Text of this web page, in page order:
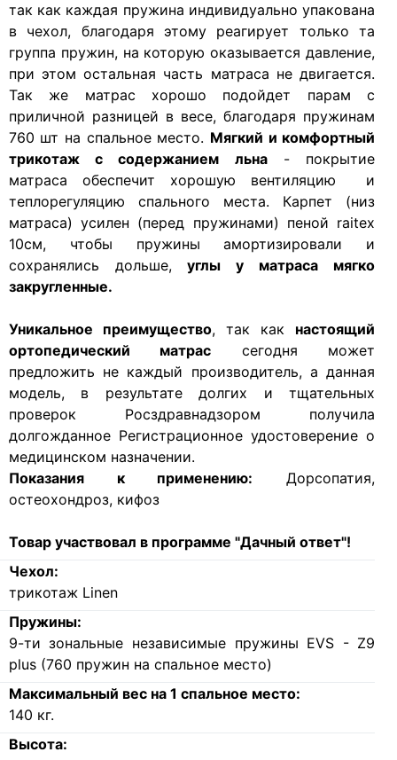
так как каждая пружина индивидуально упакована
в чехол, благодаря этому реагирует только та
группа пружин, на которую оказывается давление,
при этом остальная часть матраса не двигается.
Так же матрас хорошо подойдет парам с
приличной разницей в весе, благодаря пружинам
760 шт на спальное место. Мягкий и комфортный
трикотаж с содержанием льна- покрытие
матраса обеспечит хорошую вентиляцию и
теплорегуляцию спального места. Карпет (низ
матраса) усилен (перед пружинами) пеной raitex
10см, чтобы пружины амортизировали и
сохранялись дольше,углы у матраса мягко
закругленные.
Уникальное преимущество, так как настоящий
ортопедический матрас сегодня может
предложить не каждый производитель, а данная
модель, в результате долгих и тщательных
проверок Росздравнадзором получила
долгожданное Регистрационное удостоверение о
медицинском назначении.
Показания к применению: Дорсопатия,
остеохондроз, кифоз
Товар участвовал в программе "Дачный ответ"!
Чехол:
трикотаж Linen
Пружины:
9-ти зональные независимые пружины EVS - Z9
plus (760 пружин на спальное место)
Максимальный вес на 1 спальное место:
140 кг.
Высота: